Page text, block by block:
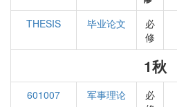
THESIS 毕业论文
必
修
1秋
601007 军事理论
必